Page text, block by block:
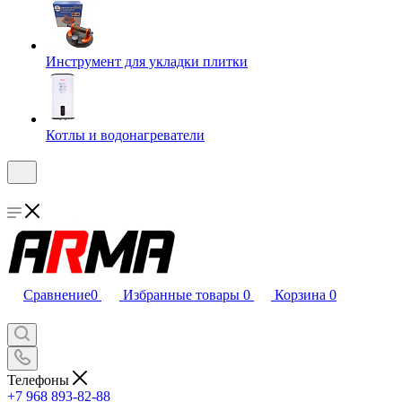
Инструмент для укладки плитки
Котлы и водонагреватели
Сравнение0 Избранные товары 0 Корзина 0
Телефоны
+7 968 893-82-88